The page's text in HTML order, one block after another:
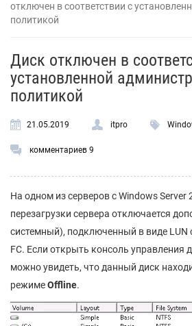
отключен в соответствии с
политикой
Диск отключен в
установленной
политикой
21.05.2019 itpro
комментариев 9
На одном из серверов с Windows Server
перезагрузки сервера отключается
системный), подключенный в виде LUN
FC. Если открыть консоль управления
можно увидеть, что данный диск
режимеOffline.